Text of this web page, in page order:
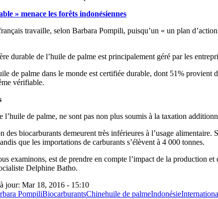
» menace les forêts indonésiennes
travaille, selon Barbara Pompili, puisqu’un « un plan
durable de l’huile de palme est principalement géré par les
de palme dans le monde est certifiée durable, dont 51%
vérifiable.
l’huile de palme, ne sont pas non plus soumis à la taxation
des biocarburants demeurent très inférieures à l’usage
que les importations de carburants s’élèvent à 4 000 tonnes.
examinons, est de prendre en compte l’impact de la production
Delphine Batho.
jour: Mar 18, 2016 - 15:10
PompiliBiocarburantsChinehuile de palmeIndonésie